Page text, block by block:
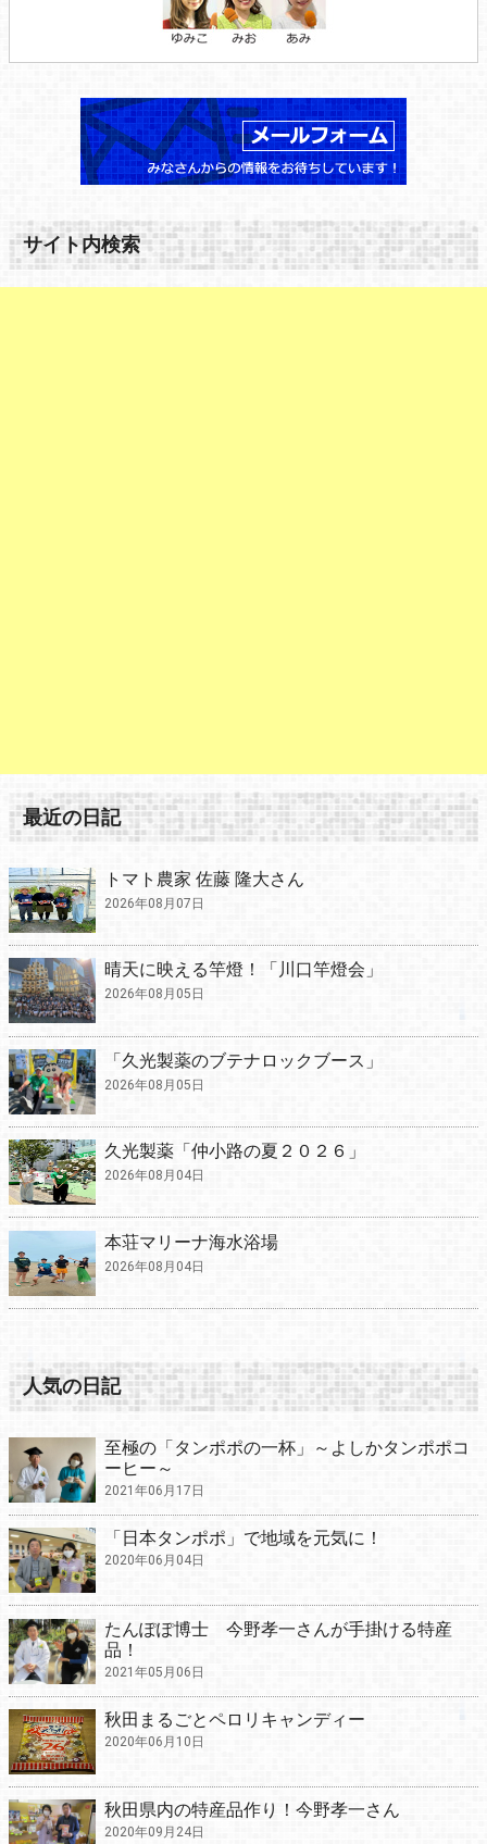
サイト内検索
最近の日記
トマト農家 佐藤 隆大さん
2026年08月07日
晴天に映える竿燈！「川口竿燈会」
2026年08月05日
「久光製薬のブテナロックブース」
2026年08月05日
久光製薬「仲小路の夏２０２６」
2026年08月04日
本荘マリーナ海水浴場
2026年08月04日
人気の日記
至極の「タンポポの一杯」～よしかタンポポコ
ーヒー～
2021年06月17日
「日本タンポポ」で地域を元気に！
2020年06月04日
たんぽぽ博士 今野孝一さんが手掛ける特産
品！
2021年05月06日
秋田まるごとペロリキャンディー
2020年06月10日
秋田県内の特産品作り！今野孝一さん
2020年09月24日